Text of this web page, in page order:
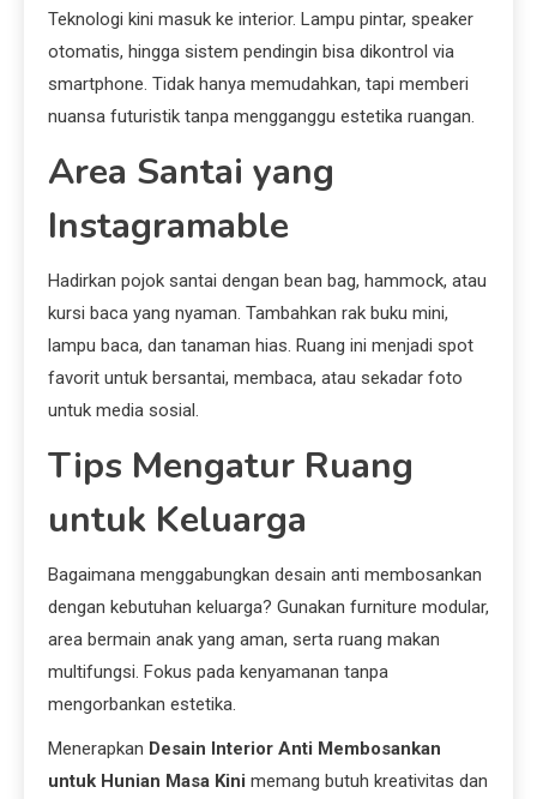
Teknologi kini masuk ke interior. Lampu pintar, speaker
otomatis, hingga sistem pendingin bisa dikontrol via
smartphone. Tidak hanya memudahkan, tapi memberi
nuansa futuristik tanpa mengganggu estetika ruangan.
Area Santai yang
Instagramable
Hadirkan pojok santai dengan bean bag, hammock, atau
kursi baca yang nyaman. Tambahkan rak buku mini,
lampu baca, dan tanaman hias. Ruang ini menjadi spot
favorit untuk bersantai, membaca, atau sekadar foto
untuk media sosial.
Tips Mengatur Ruang
untuk Keluarga
Bagaimana menggabungkan desain anti membosankan
dengan kebutuhan keluarga? Gunakan furniture modular,
area bermain anak yang aman, serta ruang makan
multifungsi. Fokus pada kenyamanan tanpa
mengorbankan estetika.
Menerapkan Desain Interior Anti Membosankan
untuk Hunian Masa Kini memang butuh kreativitas dan